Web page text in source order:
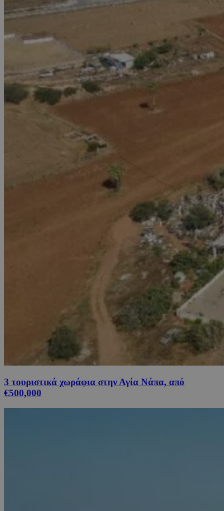
3 τουριστικά χωράφια στην Αγία Νάπα, από
€500,000